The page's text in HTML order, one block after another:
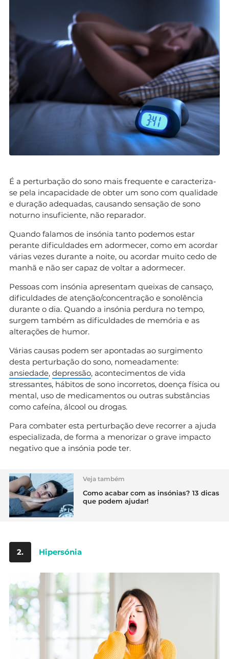
É a perturbação do sono mais frequente e caracteriza-
se pela incapacidade de obter um sono com qualidade
e duração adequadas, causando sensação de sono
noturno insuficiente, não reparador.
Quando falamos de insónia tanto podemos estar
perante dificuldades em adormecer, como em acordar
várias vezes durante a noite, ou acordar muito cedo de
manhã e não ser capaz de voltar a adormecer.
Pessoas com insónia apresentam queixas de cansaço,
dificuldades de atenção/concentração e sonolência
durante o dia. Quando a insónia perdura no tempo,
surgem também as dificuldades de memória e as
alterações de humor.
Várias causas podem ser apontadas ao surgimento
desta perturbação do sono, nomeadamente:
ansiedade, depressão, acontecimentos de vida
stressantes, hábitos de sono incorretos, doença física ou
mental, uso de medicamentos ou outras substâncias
como cafeína, álcool ou drogas.
Para combater esta perturbação deve recorrer a ajuda
especializada, de forma a menorizar o grave impacto
negativo que a insónia pode ter.
Veja também
Como acabar com as insónias? 13 dicas
que podem ajudar!
2. Hipersónia